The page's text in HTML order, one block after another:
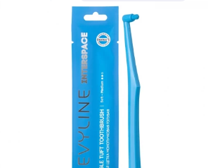
Цвет
Характеристики
Диаметр
щетины,
мм
Длина
ручки,
см